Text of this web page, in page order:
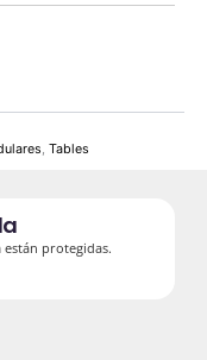
, Tables
están protegidas.